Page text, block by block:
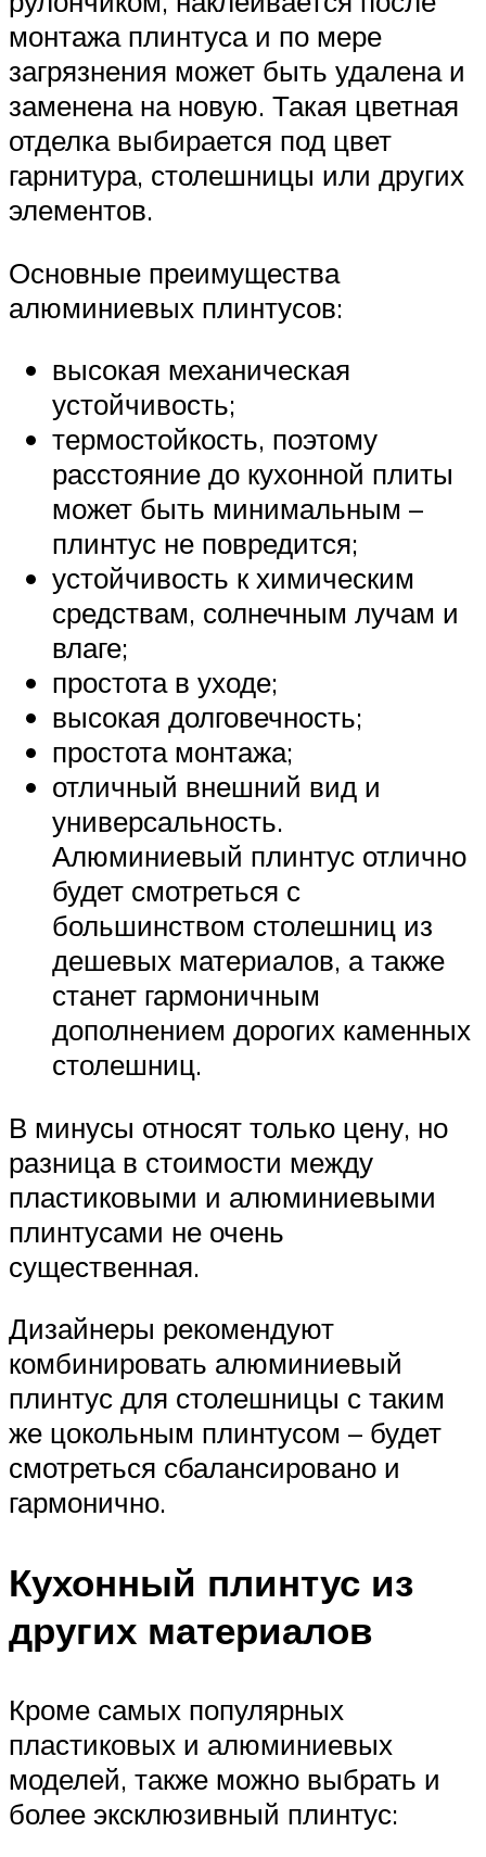
монтажа плинтуса и по мере
загрязнения может быть удалена и
заменена на новую. Такая цветная
отделка выбирается под цвет
гарнитура, столешницы или других
элементов.
Основные преимущества
алюминиевых плинтусов:
высокая механическая
устойчивость;
термостойкость, поэтому
расстояние до кухонной плиты
может быть минимальным –
плинтус не повредится;
устойчивость к химическим
средствам, солнечным лучам и
влаге;
простота в уходе;
высокая долговечность;
простота монтажа;
отличный внешний вид и
универсальность.
Алюминиевый плинтус отлично
будет смотреться с
большинством столешниц из
дешевых материалов, а также
станет гармоничным
дополнением дорогих каменных
столешниц.
В минусы относят только цену, но
разница в стоимости между
пластиковыми и алюминиевыми
плинтусами не очень
существенная.
Дизайнеры рекомендуют
комбинировать алюминиевый
плинтус для столешницы с таким
же цокольным плинтусом – будет
смотреться сбалансировано и
гармонично.
Кухонный плинтус из
других материалов
Кроме самых популярных
пластиковых и алюминиевых
моделей, также можно выбрать и
более эксклюзивный плинтус: